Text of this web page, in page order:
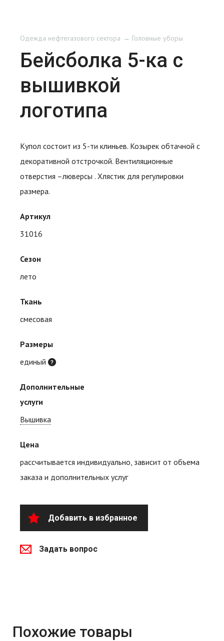
Одежда нефтегазового сектора Головные уборы
Бейсболка 5-ка с
вышивкой
логотипа
Купол состоит из 5-ти клиньев. Козырек обтачной с
декоративной отстрочкой. Вентиляционные
отверстия –люверсы . Хлястик для регулировки
размера.
Артикул
31016
Сезон
лето
Ткань
смесовая
Размеры
единый
Дополнительные
услуги
Вышивка
Цена
рассчитывается индивидуально, зависит от объема
заказа и дополнительных услуг
Добавить в избранное
Задать вопрос
Похожие товары